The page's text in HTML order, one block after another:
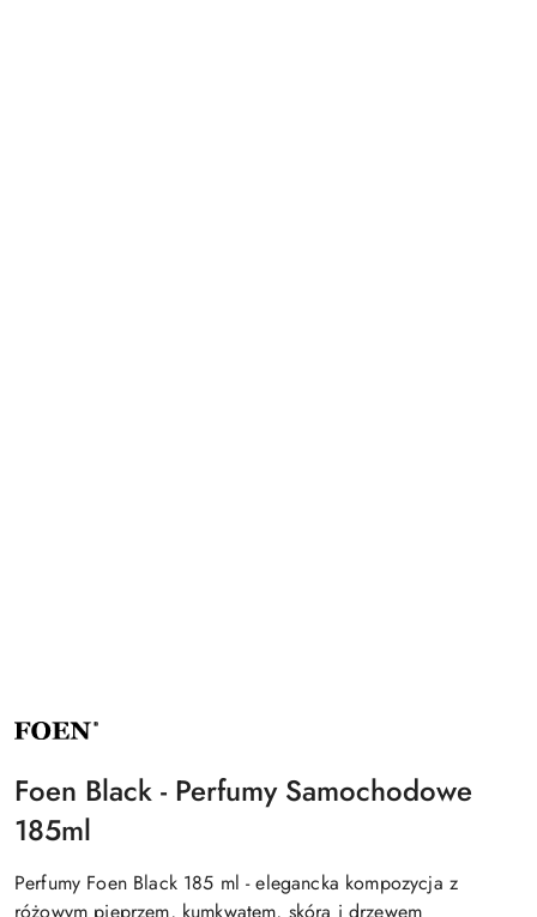
NAZWA
PRODUCENTA:
Foen Black - Perfumy Samochodowe
185ml
Perfumy Foen Black 185 ml - elegancka kompozycja z